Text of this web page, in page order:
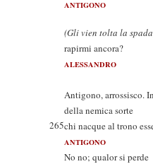
ANTIGONO
E vuoi
(Gli vien tolta la
rapirmi ancora?
ALESSANDRO
Io de'
Antigono, arrossisco.
della nemica sorte
265chi nacque al trono
ANTIGONO
No no; qualor si perde